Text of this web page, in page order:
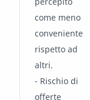
come meno
conveniente
rispetto ad
altri.
- Rischio di
offerte